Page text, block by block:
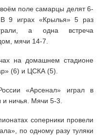
поле самарцы делят 6-
9 играх «Крылья» 5 раз
а одна встреча
мячи 14-7.
на домашнем стадионе
(6) и ЦСКА (5).
«Арсенал» играл в
ничья. Мячи 5-3.
соперники провели
по одному разу туляки